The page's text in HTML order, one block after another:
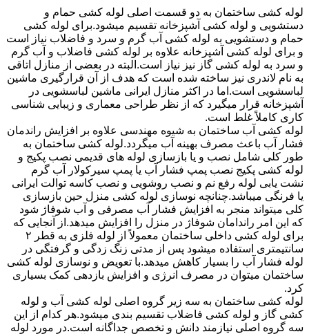
لوله کشی ساختمان به دو قسمت اصلی لوله کشی حمام و
دستشویی و لوله کشی آشپزخانه تقسیم میشود.برای لوله کشی
حمام و دستشویی به لوله کشی آب گرم و سرد و فاضلاب نیاز است
و برای لوله کشی آشپزخانه علاوه بر لوله کشی فاضلاب و آب گرم
و سرد به لوله کشی گاز نیز نیاز است.البته در بعضی از منازل اتاقی
به نام لاندری نیز ساخته شده است که هدف از آن قرارگیری ماشین
لباسشویی است.اما در اکثر منازل ایرانی ماشین لباسشویی در
آشپزخانه قرار میگیرد که از نظر طراحی معماری و زیبایی شناسی
کاری کاملاً غلط است.
لوله کشی آب ساختمان به شیوه مهندسی علاوه بر افزایش راندمان
فشار آب باعث مصرف بهینه آب میگردد.لوله کشی ساختمان به
طور کلی شامل نصب و یا بازسازی لوله های قدیمی نصب پکیج و
لوله کشی پکیج نصب پمپ فشار آب یا پمپ سیرکولار آب گرم
نشت یابی لوله رفع نم و نصب روشویی و نصب کاسه توالت ایرانی
یا فرنگی میباشد.چنانچه نوسازی لوله کشی منزل حین بازسازی
کلی میتواند منجر به افزایش فشار آب مصرفی و آب شوفاژ شود
که این امر راندامان شوفاژ در منزل را افزایش میدهد.از آنجایی که
برای لوله کشی داخلی ساختمان معمولاً از لوله فلزی به قطر ۲
سانتیمتری استفاده میشود پس از مدتی زنگ زدگی و گرفتگی در
لوله فشار آب را بسیار کاهش میدهد.با تعویض و نوسازی لوله کشی
ساختمان میتوان در مصرف انرژی و افزایش بازدهی کمک بسیاری
کرد.
لوله کشی ساختمان به سه زیر گروه اصلی لوله کشی آب و لوله
کشی گاز و لوله کشی فاضلاب تقسیم بندی میشود.هر کدام از این
سه گروه اصلی نیازمند دانش و تخصص جداگانه است.در مورد لوله